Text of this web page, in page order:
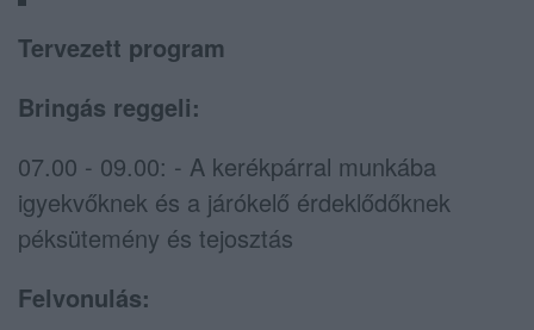
Tervezett program
Bringás reggeli:
07.00 - 09.00: - A kerékpárral munkába
igyekvőknek és a járókelő érdeklődőknek
péksütemény és tejosztás
Felvonulás: